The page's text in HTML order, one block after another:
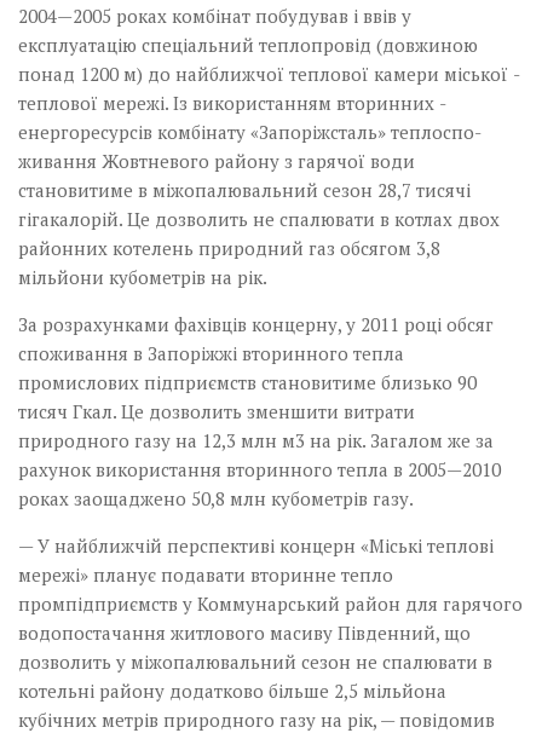
2004—2005 роках комбінат побудував і ввів у
експлуатацію спеціальний теплопровід (довжиною
понад 1200 м) до найближчої теплової камери міської ­
теплової мережі. Із ­використанням вторинних ­
енергоресурсів комбінату­ «Запоріжсталь» теплоспо­
живання Жовтневого райо­ну­ з гарячої води
становитиме в міжопалювальний сезон 28,7 тисячі
гігакалорій. Це дозволить не спалювати в котлах двох
районних котелень природний газ обсягом 3,8
мільйони кубометрів на рік.
За розрахунками фахівців концерну, у 2011 році обсяг
споживання в Запоріжжі вторинного тепла
промислових підприємств становитиме близько 90
тисяч Гкал. Це дозволить зменшити витрати
природного газу на 12,3 млн м3 на рік. Загалом же за
рахунок використання вторинного ­тепла в 2005—2010
роках заощаджено 50,8 млн кубометрів газу.
— У найближчій перспективі концерн «Міські теплові
мережі» планує подавати вторинне тепло
промпідприємств у Коммунарський район для гарячого
водопостачання житлового масиву Південний, що
дозволить у міжопалювальний сезон не спалювати в
котельні району додатково більше 2,5 мільйона
кубічних метрів природного газу на рік, — повідомив